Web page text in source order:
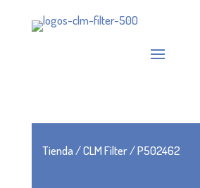
Tienda/CLM Filter/ P502462